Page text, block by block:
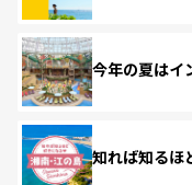
今年の夏はイ
知れば知るほ